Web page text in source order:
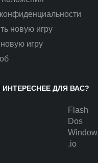
новую игру
новую игру
ДЛЯ ВАС?
Flash
Dos
.io